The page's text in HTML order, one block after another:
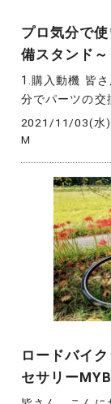
プロ気分で
備スタンド
1.購入動機 皆
分でパーツの交
2021/11/03(水)
M
ロードバイ
セサリー